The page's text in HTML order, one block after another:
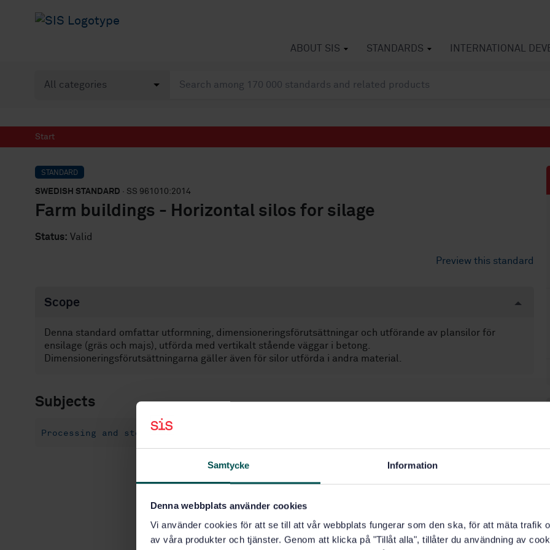
Samtycke Information
Denna webbplats använder cookies
Vi använder cookies för att se till att vår webbplats fungerar som den ska, för att mäta trafik
av våra produkter och tjänster. Genom att klicka på "Tillåt alla", tillåter du användning av
ABOUT SIS STANDARDS INTERNATIONAL
Start
STANDARD
SWEDISH STANDARD · SS 961010:2014
Farm buildings - Horizontal silos for silage
Status: Valid
Preview this standard
Scope
Denna standard omfattar utformning, dimensioneringsförutsättningar och utförande av plansilor för
ensilage (gräs och majs), utförda med vertikalt stående väggar i betong.
Dimensioneringsförutsättningarna gäller även för silor utförda i andra material.
Subjects
Processing and storage of agricultural produce (65.040.20)